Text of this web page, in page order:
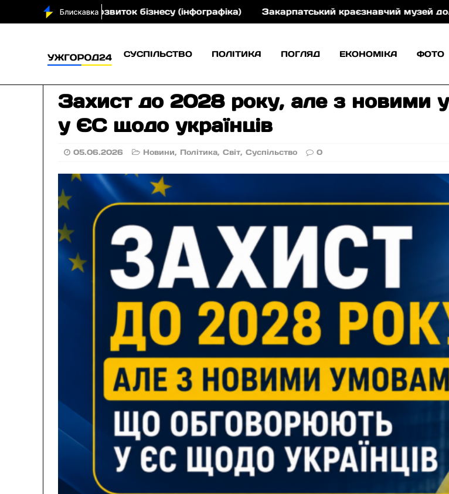
на розвиток бізнесу (інфографіка) Закарпатський краєзнавчий музей долучився
СУСПІЛЬСТВО ПОЛІТИКА ПОГЛЯД ЕКОНОМІКА ФОТО
Захист до 2028 року, але з новими
у ЄС щодо українців
05.06.2026 Новини, Політика,Світ,Суспільство 0